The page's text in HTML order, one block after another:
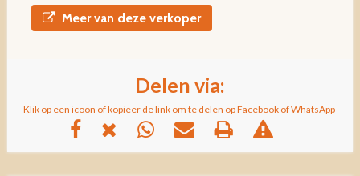
Meer van deze verkoper
Delen via:
Klik op een icoon of kopieer de link om te delen op Facebook of WhatsApp